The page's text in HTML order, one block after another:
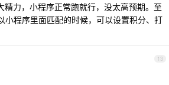
力，小程序正常跑就行，没太高预期。至
程序里面匹配的时候，可以设置积分、打
13